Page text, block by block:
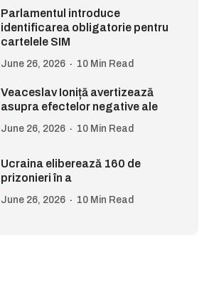
Parlamentul introduce
identificarea obligatorie pentru
cartelele SIM
June 26, 2026 10 Min Read
Veaceslav Ioniță avertizează
asupra efectelor negative ale
June 26, 2026 10 Min Read
Ucraina eliberează 160 de
prizonieri în a
June 26, 2026 10 Min Read